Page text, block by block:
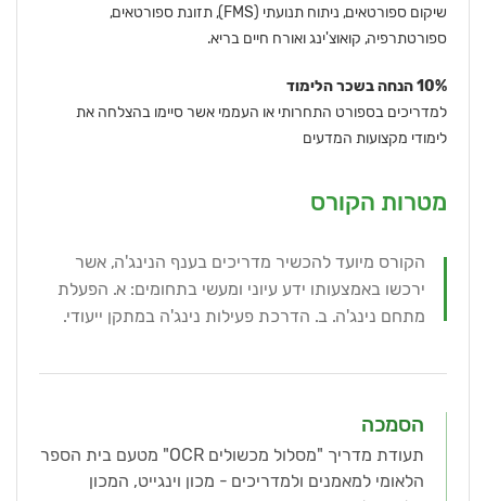
שיקום ספורטאים, ניתוח תנועתי (FMS), תזונת ספורטאים,
ספורטתרפיה, קואוצ'ינג ואורח חיים בריא.
10% הנחה בשכר הלימוד
למדריכים בספורט התחרותי או העממי אשר סיימו בהצלחה את
לימודי מקצועות המדעים
מטרות הקורס
הקורס מיועד להכשיר מדריכים בענף הנינג'ה, אשר
ירכשו באמצעותו ידע עיוני ומעשי בתחומים: א. הפעלת
מתחם נינג'ה. ב. הדרכת פעילות נינג'ה במתקן ייעודי.
הסמכה
תעודת מדריך "מסלול מכשולים OCR" מטעם בית הספר
הלאומי למאמנים ולמדריכים - מכון וינגייט, המכון